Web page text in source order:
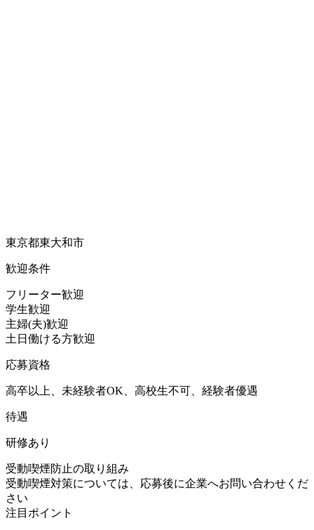
東京都東大和市
歓迎条件
フリーター歓迎
学生歓迎
主婦(夫)歓迎
土日働ける方歓迎
応募資格
高卒以上、未経験者OK、高校生不可、経験者優遇
待遇
研修あり
受動喫煙防止の取り組み
受動喫煙対策については、応募後に企業へお問い合わせくだ
さい
注目ポイント